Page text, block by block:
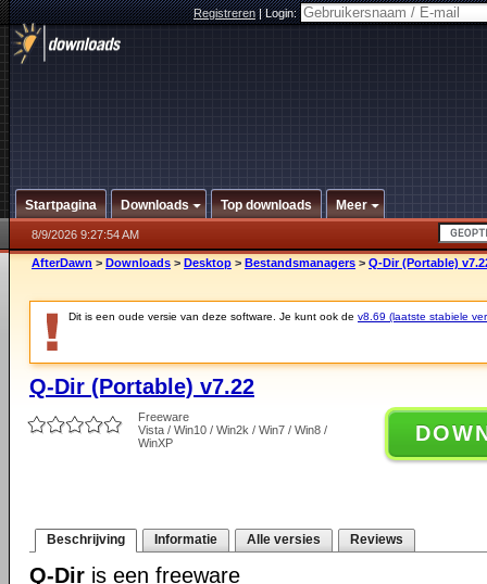
Registreren|Login:
Startpagina Downloads Top downloads Meer
8/9/2026 9:27:54 AM
AfterDawn > Downloads > Desktop > Bestandsmanagers > Q-Dir (Portable)
Dit is een oude versie van deze software. Je kunt ook de v8.69 (laatste stabiele
Q-Dir (Portable) v7.22
Freeware
Vista / Win10 / Win2k / Win7 / Win8 /
WinXP
Beschrijving Informatie Alle versies Reviews
Q-Dir is een freeware